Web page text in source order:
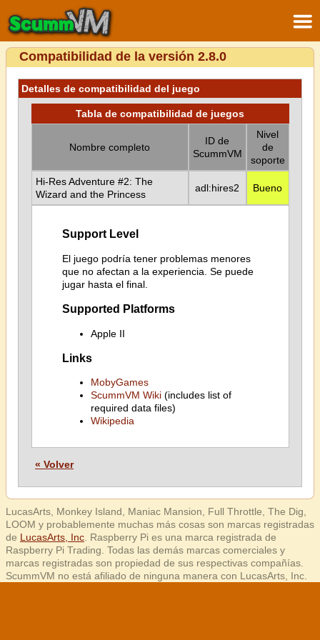
Compatibilidad de la versión 2.8.0
Detalles de compatibilidad del juego
Tabla de compatibilidad de juegos
Nombre completo
ID de
ScummVM
Nivel
de
soporte
Hi-Res Adventure #2: The
Wizard and the Princess
adl:hires2 Bueno
Support Level
El juego podría tener problemas menores
que no afectan a la experiencia. Se puede
jugar hasta el final.
Supported Platforms
Apple II
Links
MobyGames
ScummVM Wiki(includes list of
required data files)
Wikipedia
« Volver
LucasArts, Monkey Island, Maniac Mansion, Full Throttle, The Dig,
LOOM y probablemente muchas más cosas son marcas registradas
de LucasArts, Inc . Raspberry Pi es una marca registrada de
Raspberry Pi Trading. Todas las demás marcas comerciales y
marcas registradas son propiedad de sus respectivas compañías.
ScummVM no está afiliado de ninguna manera con LucasArts, Inc.